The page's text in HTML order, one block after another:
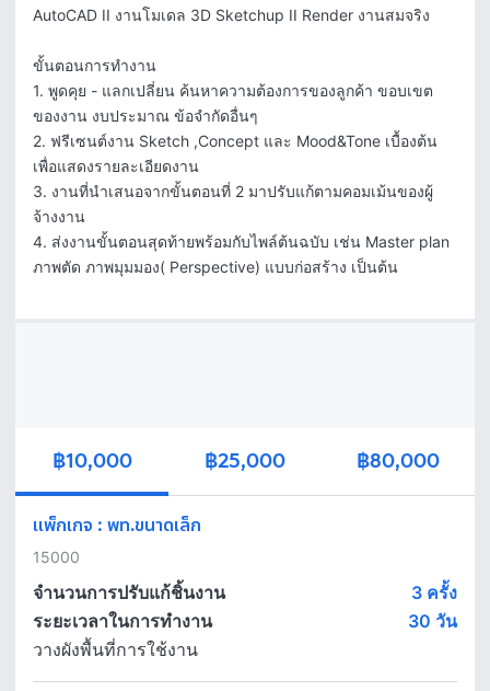
AutoCAD II งานโมเดล 3D Sketchup II Render งานสมจริง
ขั้นตอนการทำงาน
1. พูดคุย - แลกเปลี่ยน ค้นหาความต้องการของลูกค้า ขอบเขต
ของงาน งบประมาณ ข้อจำกัดอื่นๆ
2. ฟรีเซนต์งาน Sketch ,Concept และ Mood&Tone เบื้องต้น
เพื่อแสดงรายละเอียดงาน
3. งานที่นำเสนอจากขั้นตอนที่ 2 มาปรับแก้ตามคอมเม้นของผู้
จ้างงาน
4. ส่งงานขั้นตอนสุดท้ายพร้อมกับไพล์ต้นฉบับ เช่น Master plan
ภาพตัด ภาพมุมมอง( Perspective) แบบก่อสร้าง เป็นต้น
฿10,000 ฿25,000 ฿80,000
แพ็กเกจ : พท.ขนาดเล็ก
15000
จำนวนการปรับแก้ชิ้นงาน
3 ครั้ง
ระยะเวลาในการทำงาน
30 วัน
วางผังพื้นที่การใช้งาน